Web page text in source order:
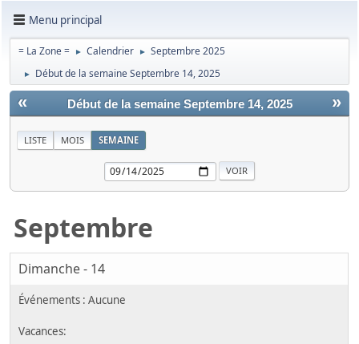
Menu principal
= La Zone = ► Calendrier ► Septembre 2025
► Début de la semaine Septembre 14, 2025
« »
Début de la semaine Septembre 14, 2025
LISTE MOIS SEMAINE
Septembre
Dimanche - 14